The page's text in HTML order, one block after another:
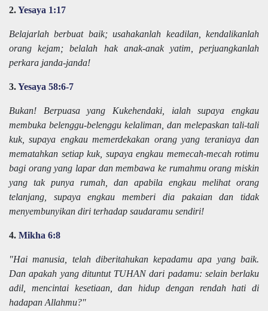
2.Yesaya 1:17
Belajarlah berbuat baik; usahakanlah keadilan, kendalikanlah
orang kejam; belalah hak anak-anak yatim, perjuangkanlah
perkara janda-janda!
3.Yesaya 58:6-7
Bukan! Berpuasa yang Kukehendaki, ialah supaya engkau
membuka belenggu-belenggu kelaliman, dan melepaskan tali-tali
kuk, supaya engkau memerdekakan orang yang teraniaya dan
mematahkan setiap kuk, supaya engkau memecah-mecah rotimu
bagi orang yang lapar dan membawa ke rumahmu orang miskin
yang tak punya rumah, dan apabila engkau melihat orang
telanjang, supaya engkau memberi dia pakaian dan tidak
menyembunyikan diri terhadap saudaramu sendiri!
4. Mikha 6:8
"Hai manusia, telah diberitahukan kepadamu apa yang baik.
Dan apakah yang dituntut TUHAN dari padamu: selain berlaku
adil, mencintai kesetiaan, dan hidup dengan rendah hati di
hadapan Allahmu?"